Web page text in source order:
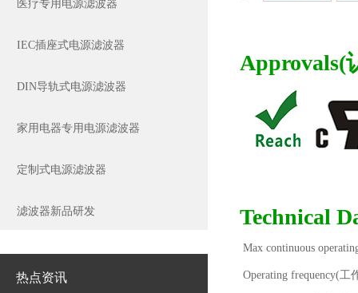
医疗专用电源滤波器
IEC插座式电源滤波器
DIN导轨式电源滤波器
家用电器专用电源滤波器
定制式电源滤波器
滤波器新品研发
热点资讯
Approvals(
Technical
Max continuous
Operating frequency(工